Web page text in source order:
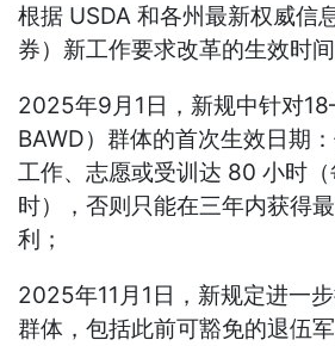
根据 USDA 和各州最新权威信
券）新工作要求改革的生效时间
2025年9月1日，新规中针对
BAWD）群体的首次生效日期
工作、志愿或受训达 80 小时
时），否则只能在三年内获得
利；
2025年11月1日，新规定进一
群体，包括此前可豁免的退伍